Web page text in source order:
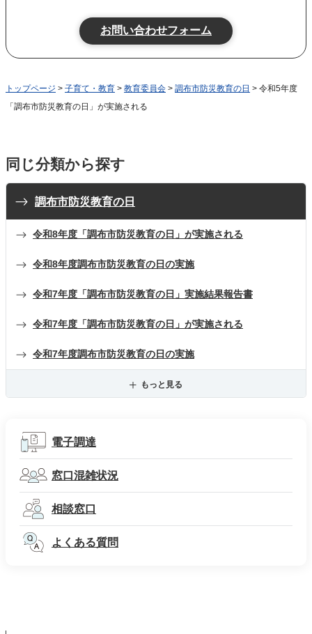
トップページ > 子育て・教育 > 教育委員会 > 調布市防災教育の日 > 令和5年度
「調布市防災教育の日」が実施される
同じ分類から探す
調布市防災教育の日
令和8年度「調布市防災教育の日」が実施される
令和8年度調布市防災教育の日の実施
令和7年度「調布市防災教育の日」実施結果報告書
令和7年度「調布市防災教育の日」が実施される
令和7年度調布市防災教育の日の実施
もっと見る
電子調達
窓口混雑状況
相談窓口
よくある質問